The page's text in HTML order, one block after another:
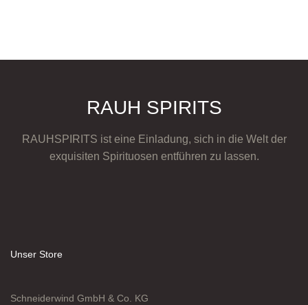
RAUH SPIRITS
RAUHSPIRITS ist eine Einladung, sich in die Welt der
exquisiten Spirituosen entführen zu lassen.
Unser Store
Schneiderwind GmbH & Co. KG